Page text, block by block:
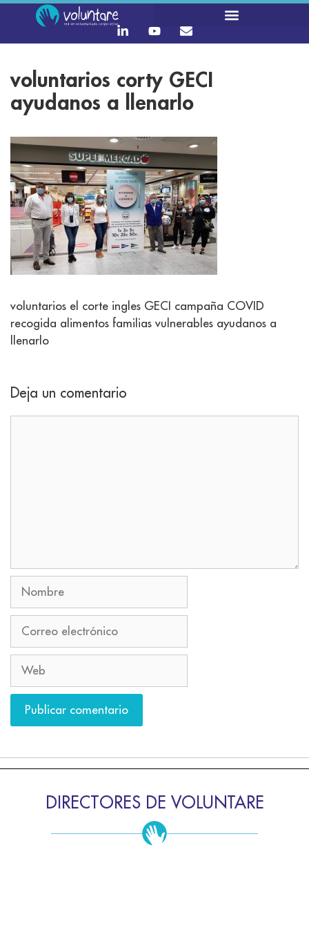
voluntarios corty GECI
ayudanos a llenarlo
voluntarios el corte ingles GECI campaña COVID
recogida alimentos familias vulnerables ayudanos a
llenarlo
Deja un comentario
DIRECTORES DE VOLUNTARE